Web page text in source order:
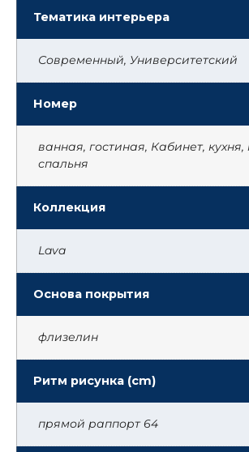
Тематика интерьера
Современный, Университетский
Номер
ванная, гостиная, Кабинет,
спальня
Коллекция
Lava
Основа покрытия
флизелин
Ритм рисунка (cm)
прямой раппорт 64